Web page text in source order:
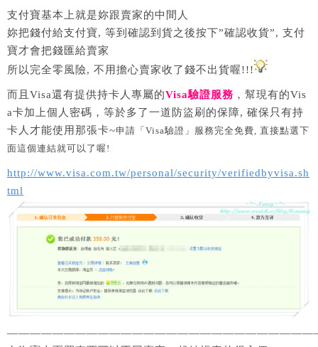
支付寶基本上就是妳跟賣家的中間人
妳把錢付給支付寶, 等到確認到貨之後按下”確認收貨”, 支付
寶才會把錢匯給賣家
所以完全零風險, 不用擔心賣家收了錢不出貨喔!!!
而且Visa還有提供持卡人專屬的Visa驗證服務 ，幫現有的Vis
a卡加上個人密碼，等於多了一道防盜刷的保障, 確保只有持
卡人才能使用那張卡~申請「Visa驗證」服務完全免費, 直接點選下
面這個連結就可以了喔!
http://www.visa.com.tw/personal/security/verifiedbyvisa.sh
tml